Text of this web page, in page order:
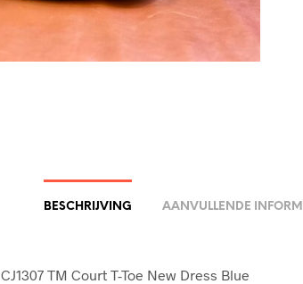
BESCHRIJVING AANVULLENDE
CJ1307 TM Court T-Toe New Dress Blue